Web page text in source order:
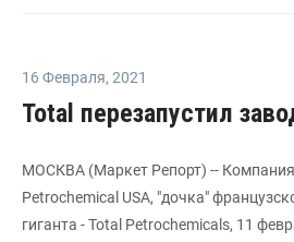
16 Февраля, 2021
Total перезапустил
МОСКВА (Маркет Репорт) -- Компания
Petrochemical USA, "дочка"
гиганта - Total Petrochemicals, 11